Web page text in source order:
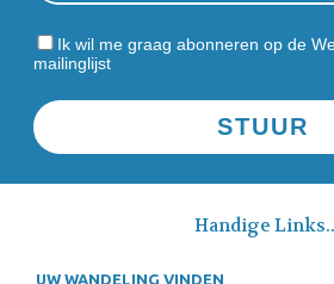
Ik wil me graag abonneren op de
mailinglijst
Handige
UW WANDELING VINDEN